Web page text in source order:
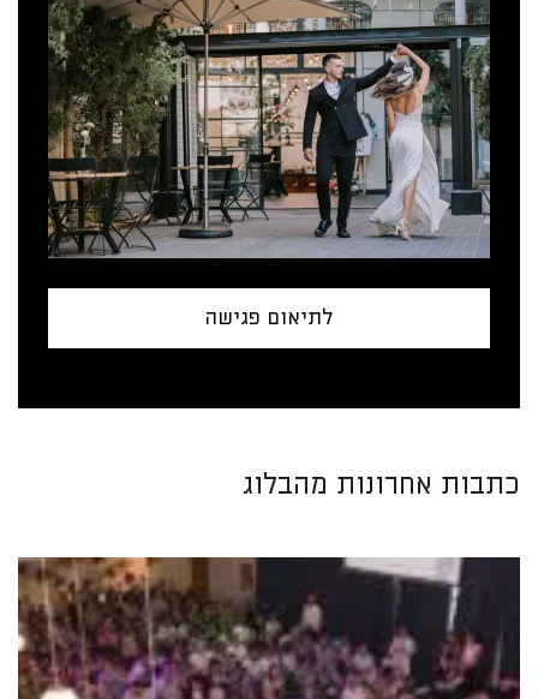
לתיאום פגישה
כתבות אחרונות מהבלוג